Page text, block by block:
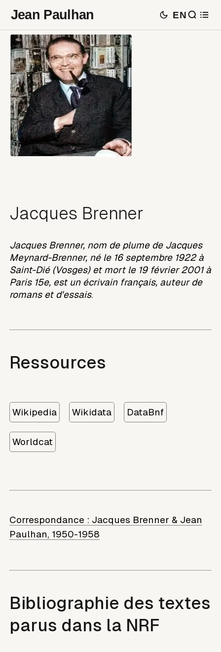
Jean Paulhan EN
Jacques Brenner
Jacques Brenner, nom de plume de Jacques
Meynard-Brenner, né le 16 septembre 1922 à
Saint-Dié (Vosges) et mort le 19 février 2001 à
Paris 15e, est un écrivain français, auteur de
romans et d'essais.
Ressources
Wikipedia Wikidata DataBnf
Worldcat
Correspondance : Jacques Brenner & Jean
Paulhan, 1950-1958
Bibliographie des textes
parus dans la NRF